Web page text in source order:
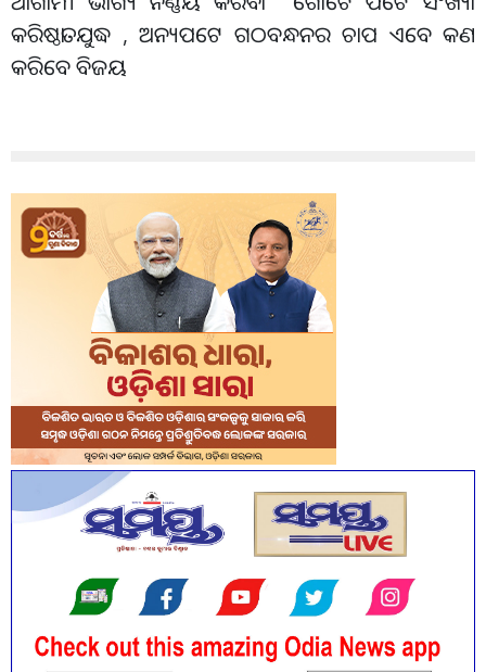
କରିଷ୍ଠତା ଯୁଦ୍ଧ , ଅନ୍ୟପଟେ ଗଠବନ୍ଧନର ଚାପ ଏବେ କଣ
କରିବେ ବିଜୟ